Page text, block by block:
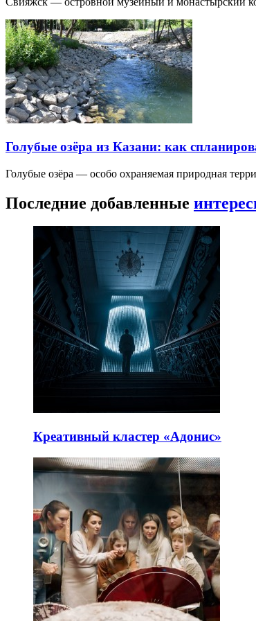
Голубые озёра из Казани: как
Голубые озёра — особо охраняемая природная
Последние добавленные
Креативный кластер «Адонис»